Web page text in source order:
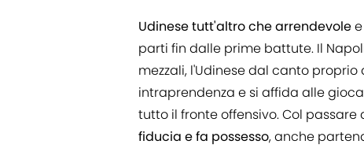
Udinese tutt'altro che arrendevole
parti fin dalle prime battute. Il
mezzali, l'Udinese dal canto
intraprendenza e si affida alle
tutto il fronte offensivo. Col
fiducia e fa possesso, anche